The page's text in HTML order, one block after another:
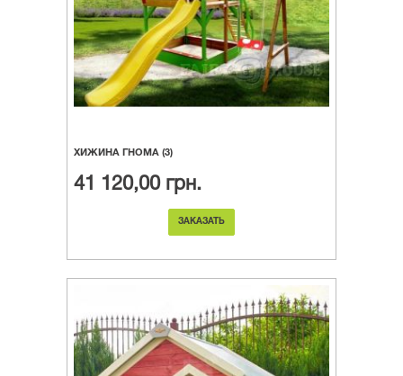
ХИЖИНА ГНОМА (3)
41 120,00 грн.
ЗАКАЗАТЬ